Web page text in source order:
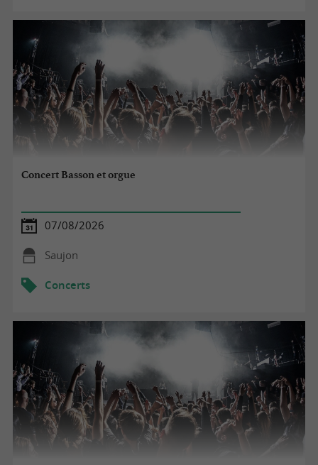
Concert Basson et orgue
07/08/2026
Saujon
Concerts